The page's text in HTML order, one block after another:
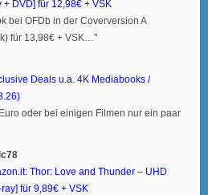
DVD] für 12,98€ + VSK
bei OFDb in der Coverversion A
für 13,98€ + VSK…"
Deals u.a. 4K Mediabooks /
oder bei einigen Filmen nur ein paar
Thor: Love and Thunder – UHD
für 9,89€ + VSK